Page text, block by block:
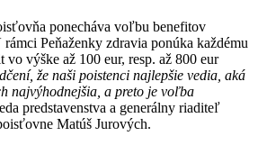
ponecháva voľbu benefitov
Peňaženky zdravia ponúka každému
vo výške až 100 eur, resp. až 800 eur
že naši poistenci najlepšie vedia, aká
najvýhodnejšia, a preto je voľba
predstavenstva a generálny riaditeľ
Matúš Jurových.